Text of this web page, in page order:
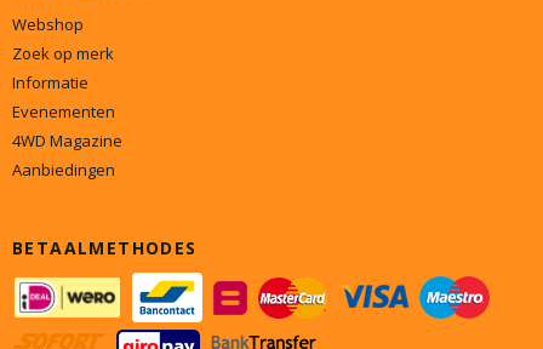
Webshop
Zoek op merk
Informatie
Evenementen
4WD Magazine
Aanbiedingen
BETAALMETHODES